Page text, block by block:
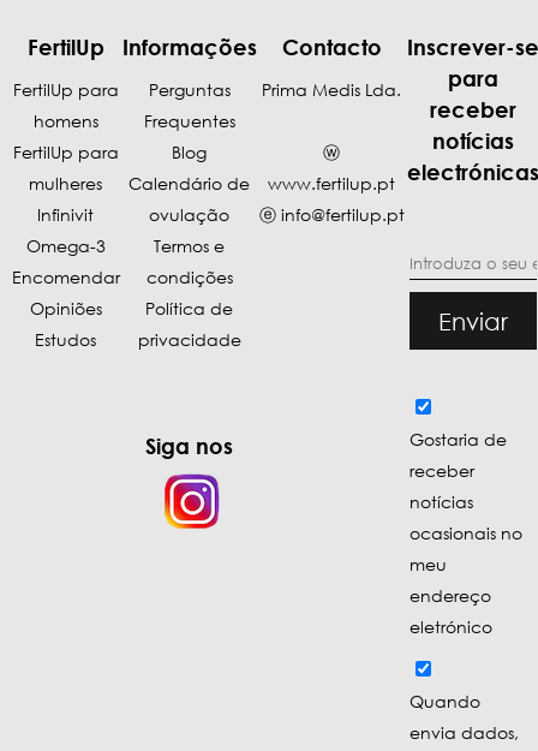
FertilUp
FertilUp para
homens
FertilUp para
mulheres
Infinivit
Omega-3
Encomendar
Opiniões
Estudos
Informações
Perguntas
Frequentes
Blog
Calendário de
ovulação
Termos e
condições
Política de
privacidade
Siga nos
Contacto
Prima Medis Lda.
ⓦ
www.fertilup.pt
ⓔ info@fertilup.pt
Inscrever-se
para
receber
notícias
electrónicas
Enviar
Gostaria de
receber
notícias
ocasionais no
meu
endereço
eletrónico
Quando
envia dados,